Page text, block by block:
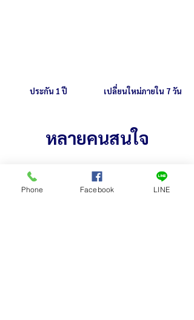
ประกัน 1 ปี เปลี่ยนใหม่ภายใน 7 วัน
หลายคนสนใจ
Phone Facebook LINE